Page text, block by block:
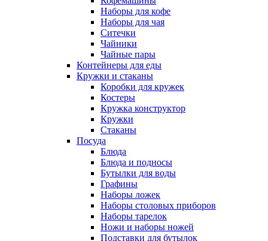
Наборы для кофе
Наборы для чая
Ситечки
Чайники
Чайные пары
Контейнеры для еды
Кружки и стаканы
Коробки для кружек
Костеры
Кружка конструктор
Кружки
Стаканы
Посуда
Блюда
Блюда и подносы
Бутылки для воды
Графины
Наборы ложек
Наборы столовых приборов
Наборы тарелок
Ножи и наборы ножей
Подставки для бутылок